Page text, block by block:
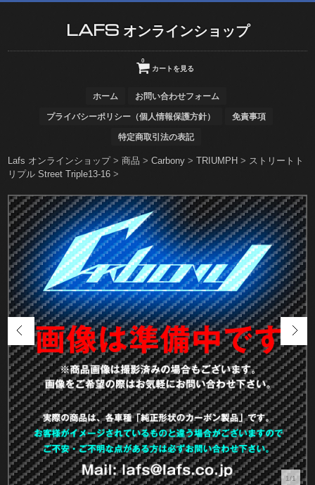
LAFS オンラインショップ
カートを見る
0
ホーム お問い合わせフォーム
プライバシーポリシー（個人情報保護方針） 免責事項
特定商取引法の表記
Lafs オンラインショップ>商品 >Carbony >TRIUMPH > ストリートト
リプル Street Triple13-16 >
1/1